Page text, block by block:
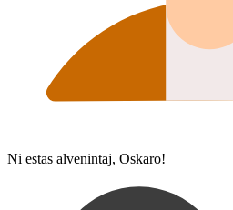
Ni estas alvenintaj, Oskaro!